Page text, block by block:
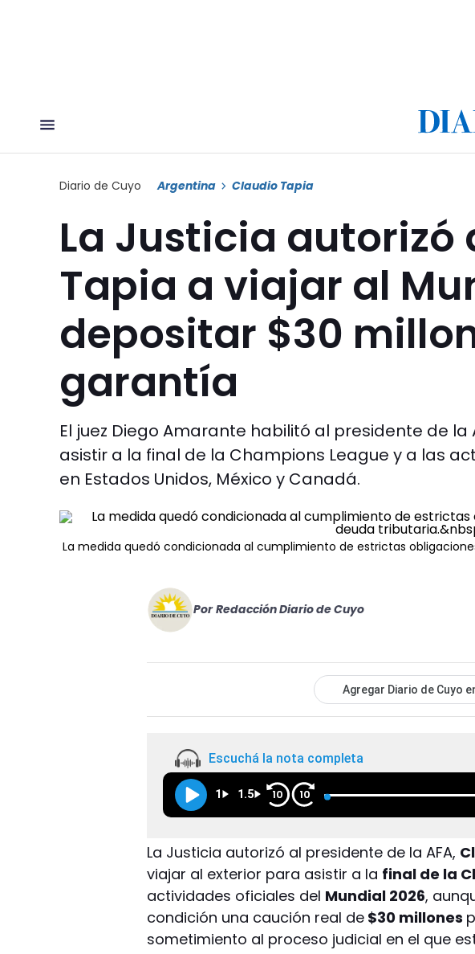
Diario de Cuyo Argentina Claudio Tapia
La Justicia autorizó
Tapia a viajar al
depositar $30
garantía
El juez Diego Amarante habilitó al presidente de
asistir a la final de la Champions League y a las
en Estados Unidos, México y Canadá.
La medida quedó condicionada al cumplimiento de estrictas
Por Redacción Diario de Cuyo
Agregar Diario de Cuyo
Escuchá la nota completa
1 1.5 10 10
La Justicia autorizó al presidente de la AFA,
viajar al exterior para asistir a la final de la
actividades oficiales del Mundial 2026,
condición una caución real de $30 millones
sometimiento al proceso judicial en el que